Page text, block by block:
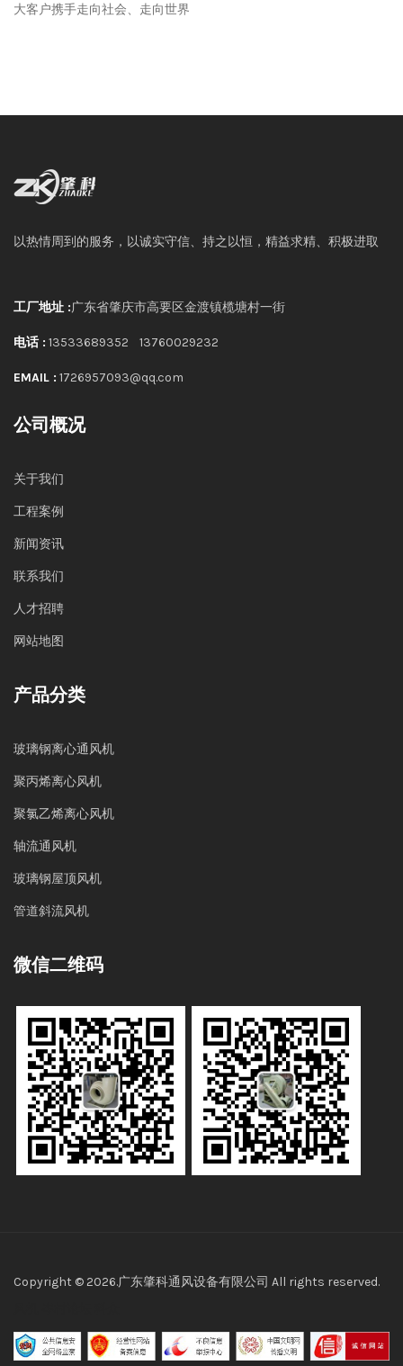
大客户携手走向社会、走向世界
以热情周到的服务，以诚实守信、持之以恒，精益求精、积极进取
工厂地址 :广东省肇庆市高要区金渡镇榄塘村一街
电话 : 13533689352 13760029232
EMAIL : 1726957093@qq.com
公司概况
关于我们
工程案例
新闻资讯
联系我们
人才招聘
网站地图
产品分类
玻璃钢离心通风机
聚丙烯离心风机
聚氯乙烯离心风机
轴流通风机
玻璃钢屋顶风机
管道斜流风机
微信二维码
Copyright © 2026.广东肇科通风设备有限公司 All rights reserved.